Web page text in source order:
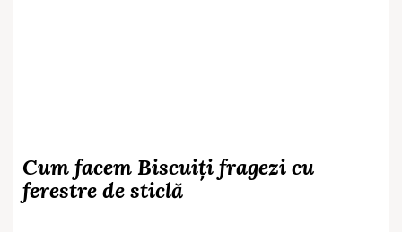
Cum facem Biscuiți fragezi cu
ferestre de sticlă